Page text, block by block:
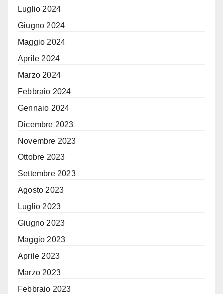
Luglio 2024
Giugno 2024
Maggio 2024
Aprile 2024
Marzo 2024
Febbraio 2024
Gennaio 2024
Dicembre 2023
Novembre 2023
Ottobre 2023
Settembre 2023
Agosto 2023
Luglio 2023
Giugno 2023
Maggio 2023
Aprile 2023
Marzo 2023
Febbraio 2023